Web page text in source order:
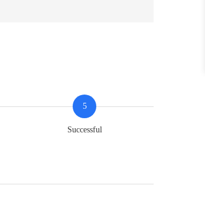
5
Successful